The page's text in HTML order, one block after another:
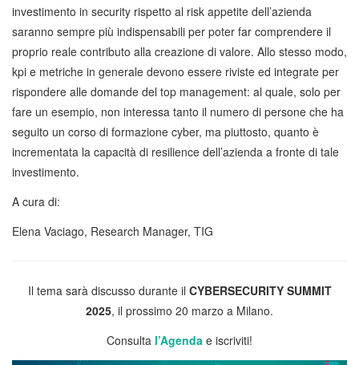
investimento in security rispetto al risk appetite dell’azienda
saranno sempre più indispensabili per poter far comprendere il
proprio reale contributo alla creazione di valore. Allo stesso modo,
kpi e metriche in generale devono essere riviste ed integrate per
rispondere alle domande del top management: al quale, solo per
fare un esempio, non interessa tanto il numero di persone che ha
seguito un corso di formazione cyber, ma piuttosto, quanto è
incrementata la capacità di resilience dell’azienda a fronte di tale
investimento.
A cura di:
Elena Vaciago, Research Manager, TIG
Il tema sarà discusso durante il CYBERSECURITY SUMMIT
2025, il prossimo 20 marzo a Milano.
Consulta l’Agenda e iscriviti!